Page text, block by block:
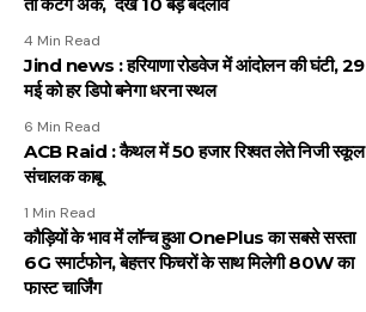
4 Min Read
Jind news : हरियाणा रोडवेज में आंदोलन की घंटी, 29
मई को हर डिपो बनेगा धरना स्थल
6 Min Read
ACB Raid : कैथल में 50 हजार रिश्वत लेते निजी स्कूल
संचालक काबू
1 Min Read
कौड़ियों के भाव में लॉन्च हुआ OnePlus का सबसे सस्ता
6G स्मार्टफोन, बेहत्तर फिचरों के साथ मिलेगी 80W का
फास्ट चार्जिंग